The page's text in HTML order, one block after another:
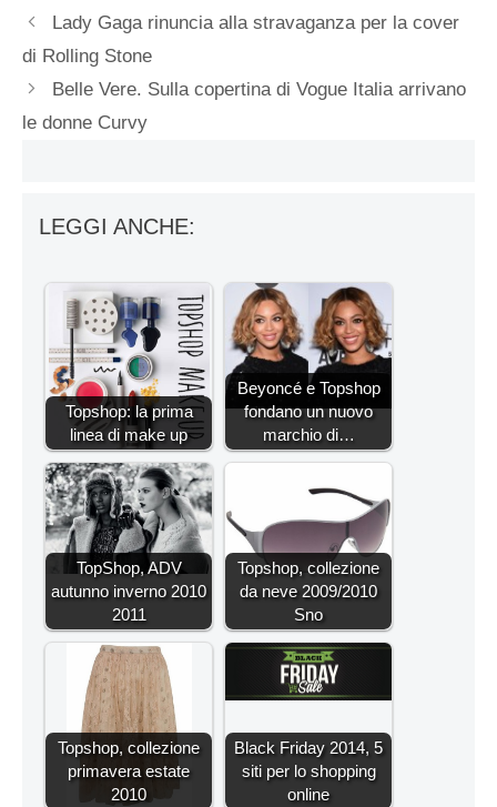
Lady Gaga rinuncia alla stravaganza per la cover
di Rolling Stone
Belle Vere. Sulla copertina di Vogue Italia arrivano
le donne Curvy
LEGGI ANCHE:
Topshop: la prima
linea di make up
Beyoncé e Topshop
fondano un nuovo
marchio di…
TopShop, ADV
autunno inverno 2010
2011
Topshop, collezione
da neve 2009/2010
Sno
Topshop, collezione
primavera estate
2010
Black Friday 2014, 5
siti per lo shopping
online